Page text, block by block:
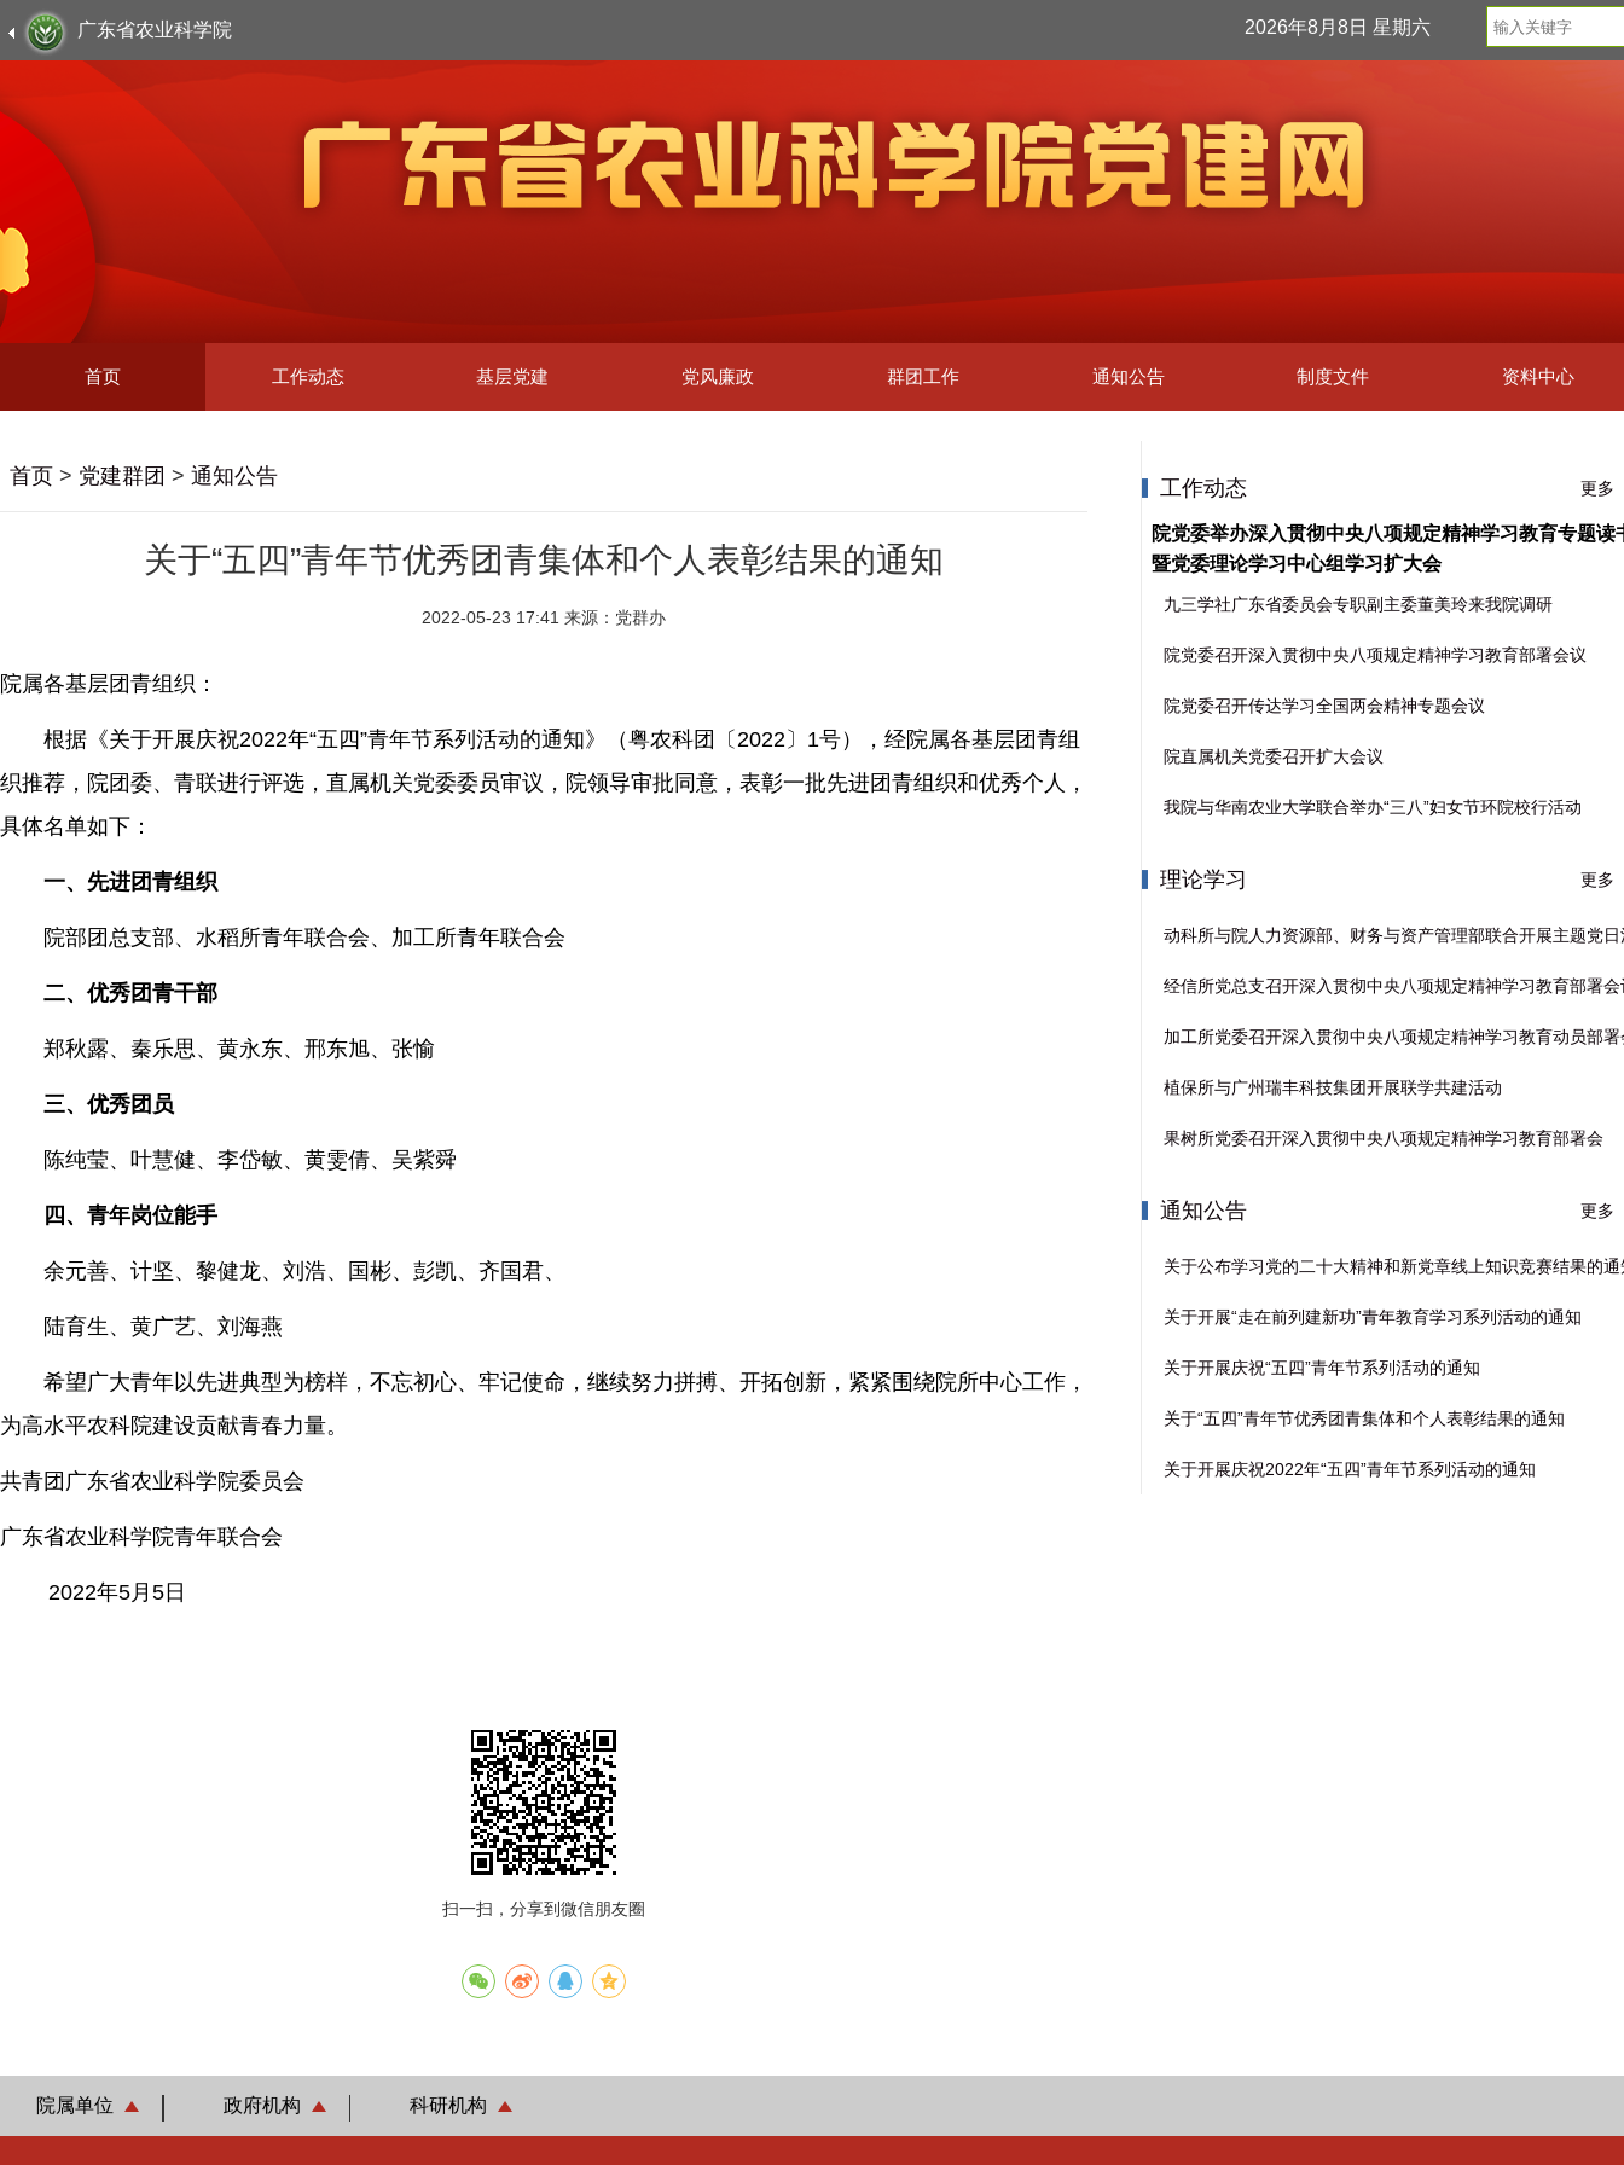
广东省农业科学院 2026年8月8日 星期六
首页 工作动态 基层党建 党风廉政 群团工作 通知公告 制度文件 资料中心
首页 > 党建群团 > 通知公告
关于“五四”青年节优秀团青集体和个人表彰结果的通知
2022-05-23 17:41 来源：党群办
院属各基层团青组织：
根据《关于开展庆祝2022年“五四”青年节系列活动的通知》（粤农科团〔2022〕1号），经院属各基层团青组
织推荐，院团委、青联进行评选，直属机关党委委员审议，院领导审批同意，表彰一批先进团青组织和优秀个人，
具体名单如下：
一、先进团青组织
院部团总支部、水稻所青年联合会、加工所青年联合会
二、优秀团青干部
郑秋露、秦乐思、黄永东、邢东旭、张愉
三、优秀团员
陈纯莹、叶慧健、李岱敏、黄雯倩、吴紫舜
四、青年岗位能手
余元善、计坚、黎健龙、刘浩、国彬、彭凯、齐国君、
陆育生、黄广艺、刘海燕
希望广大青年以先进典型为榜样，不忘初心、牢记使命，继续努力拼搏、开拓创新，紧紧围绕院所中心工作，
为高水平农科院建设贡献青春力量。
共青团广东省农业科学院委员会
广东省农业科学院青年联合会
2022年5月5日
扫一扫，分享到微信朋友圈
工作动态 更多
院党委举办深入贯彻中央八项规定精神学习教育专题读
暨党委理论学习中心组学习扩大会
九三学社广东省委员会专职副主委董美玲来我院调研
院党委召开深入贯彻中央八项规定精神学习教育部署会议
院党委召开传达学习全国两会精神专题会议
院直属机关党委召开扩大会议
我院与华南农业大学联合举办“三八”妇女节环院校行活动
理论学习 更多
动科所与院人力资源部、财务与资产管理部联合开展主题党日
经信所党总支召开深入贯彻中央八项规定精神学习教育部署会
加工所党委召开深入贯彻中央八项规定精神学习教育动员部署
植保所与广州瑞丰科技集团开展联学共建活动
果树所党委召开深入贯彻中央八项规定精神学习教育部署会
通知公告 更多
关于公布学习党的二十大精神和新党章线上知识竞赛结果的通
关于开展“走在前列建新功”青年教育学习系列活动的通知
关于开展庆祝“五四”青年节系列活动的通知
关于“五四”青年节优秀团青集体和个人表彰结果的通知
关于开展庆祝2022年“五四”青年节系列活动的通知
院属单位 政府机构 科研机构